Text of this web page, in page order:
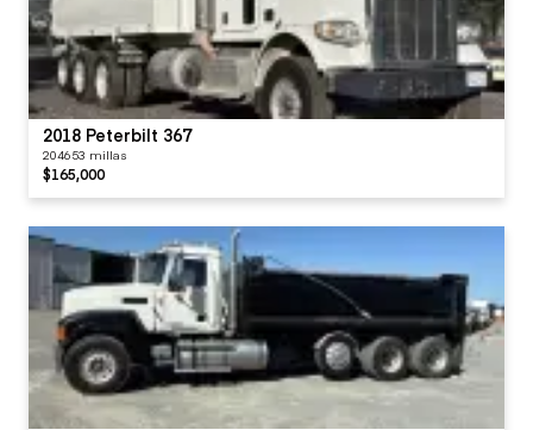
2018 Peterbilt 367
204653 millas
$165,000